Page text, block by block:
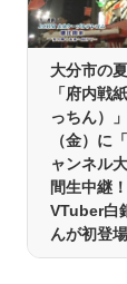
大分市の
「府内戦
っちん）
（金）に
ャンネル
間生中継
VTuber白
んが初登